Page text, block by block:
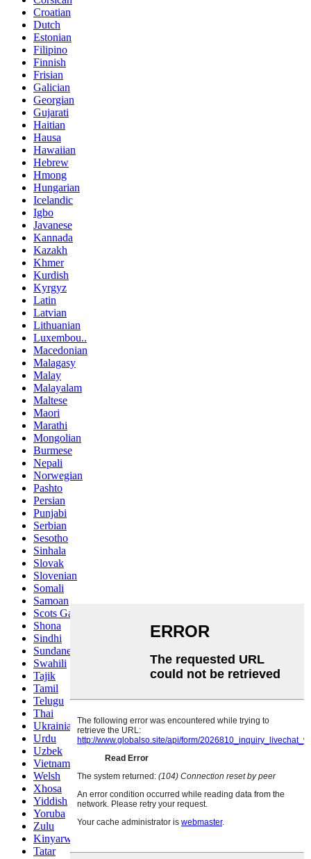
Croatian
Dutch
Estonian
Filipino
Finnish
Frisian
Galician
Georgian
Gujarati
Haitian
Hausa
Hawaiian
Hebrew
Hmong
Hungarian
Icelandic
Igbo
Javanese
Kannada
Kazakh
Khmer
Kurdish
Kyrgyz
Latin
Latvian
Lithuanian
Luxembou..
Macedonian
Malagasy
Malay
Malayalam
Maltese
Maori
Marathi
Mongolian
Burmese
Nepali
Norwegian
Pashto
Persian
Punjabi
Serbian
Sesotho
Sinhala
Slovak
Slovenian
Somali
Samoan
Scots Gaelic
Shona
Sindhi
Sundanese
Swahili
Tajik
Tamil
Telugu
Thai
Ukrainian
Urdu
Uzbek
Vietnamese
Welsh
Xhosa
Yiddish
Yoruba
Zulu
Kinyarwanda
Tatar